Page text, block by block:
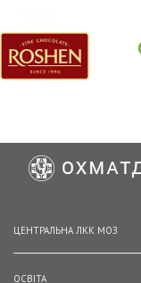
ЦЕНТРАЛЬНА ЛКК МОЗ
ОСВІТА